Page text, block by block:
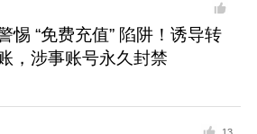
惕 “免费充值” 陷阱！诱导转
，涉事账号永久封禁